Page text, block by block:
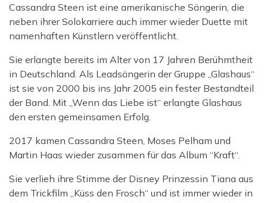
Cassandra Steen ist eine amerikanische Sängerin, die
neben ihrer Solokarriere auch immer wieder Duette mit
namenhaften Künstlern veröffentlicht.
Sie erlangte bereits im Alter von 17 Jahren Berühmtheit
in Deutschland. Als Leadsängerin der Gruppe „Glashaus“
ist sie von 2000 bis ins Jahr 2005 ein fester Bestandteil
der Band. Mit „Wenn das Liebe ist“ erlangte Glashaus
den ersten gemeinsamen Erfolg.
2017 kamen Cassandra Steen, Moses Pelham und
Martin Haas wieder zusammen für das Album “Kraft“.
Sie verlieh ihre Stimme der Disney Prinzessin Tiana aus
dem Trickfilm „Küss den Frosch“ und ist immer wieder in